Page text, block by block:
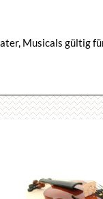
Musicals gültig